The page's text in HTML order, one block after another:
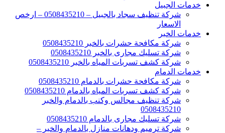
خدمات الجبيل
شركة تنظيف سجاد بالجبيل – 0508435210 – ارخص
الاسعار
خدمات الخبر
شركة مكافحة حشرات بالخبر 0508435210
شركة تسليك مجارى بالخبر 0508435210
شركة كشف تسربات المياه بالخبر 0508435210
خدمات الدمام
شركة مكافحة حشرات بالدمام 0508435210
شركة كشف تسربات المياه بالدمام 0508435210
شركة تنظيف مجالس وكنب بالدمام والخبر
0508435210
شركة تسليك مجارى بالدمام 0508435210
شركة ترميم ودهانات منازل بالدمام والخبر –